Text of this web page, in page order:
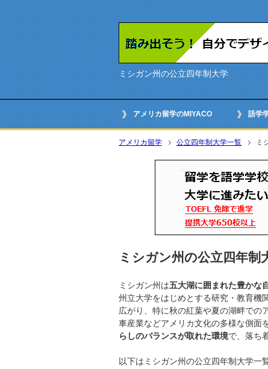
ミシガン州の公立四年制大学
アメリカ留学のMIYACO 語学
アメリカ留学 公立四年制大学一覧 ミ
ミシガン州の公立四年制
ミシガン州は五大湖に囲まれた豊かな
州立大学をはじめとする研究・教育機
広がり、特に秋の紅葉や夏の湖畔での
車産業などアメリカ文化の多様な側面
らしのバランスが取れた環境で、落ち
以下はミシガン州の公立四年制大学一